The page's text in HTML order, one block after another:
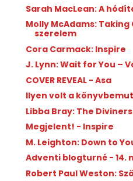
Sarah MacLean: A
Molly McAdams:
szerelem
Cora Carmack: Inspire
J. Lynn: Wait for You –
COVER REVEAL - Asa
Ilyen volt a
Libba Bray: The
Megjelent! - Inspire
M. Leighton: Down to
Adventi blogturné - 14.
Robert Paul Weston: